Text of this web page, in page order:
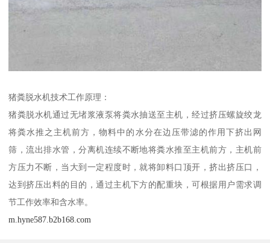
猪粪脱水机技术工作原理：
猪粪脱水机通过无堵浆液泵将粪水抽送至主机，经过挤压螺旋绞龙
将粪水推之主机前方，物料中的水分在边压带滤的作用下挤出网
筛，流出排水管，分离机连续不断地将粪水推至主机前方，主机前
方压力不断，当大到一定程度时，就将卸料口顶开，挤出挤压口，
达到挤压出料的目的，通过主机下方的配重块，可根据用户需求调
节工作效率和含水率。
m.hyne587.b2b168.com